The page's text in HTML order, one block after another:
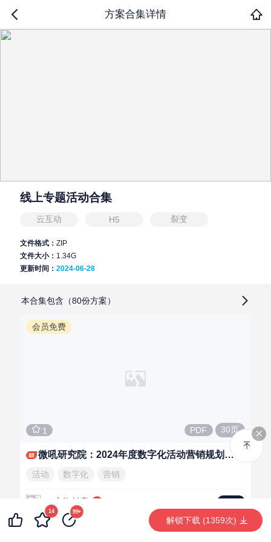
方案合集详情
线上专题活动合集
云互动 H5 裂变
文件格式：ZIP
文件大小： 1.34G
更新时间：2024-06-28
本合集包含（80份方案）
会员免费
1 PDF 30页
微吼研究院：2024年度数字化活动营销规划指南
活动 数字化 营销
一方资料库
14 99+
解锁下载 (1359次)